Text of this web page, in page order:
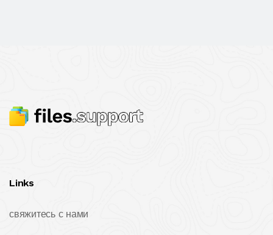
Links
свяжитесь с нами